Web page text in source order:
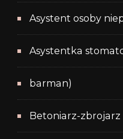
Asystent osoby
Asystentka
barman)
Betoniarz-zbrojarz